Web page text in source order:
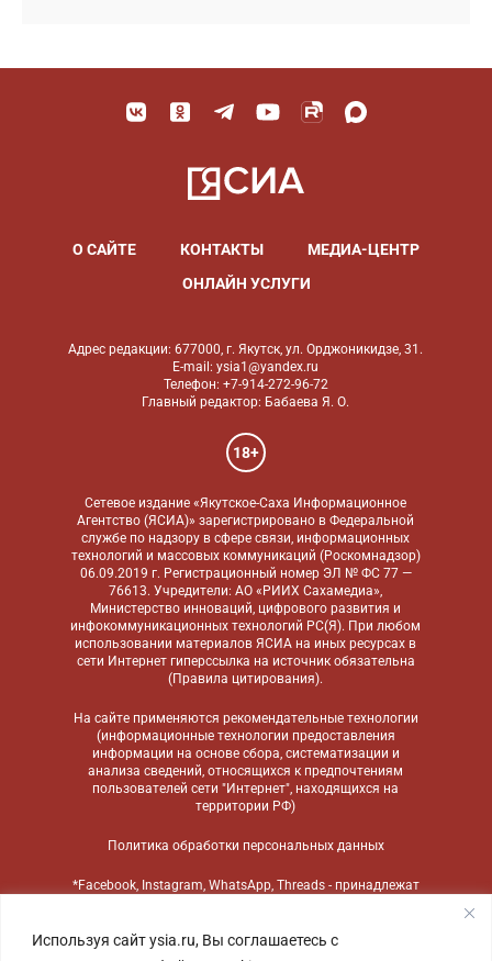
Используя сайт ysia.ru, Вы соглашаетесь с
О САЙТЕ КОНТАКТЫ
МЕДИА-ЦЕНТР
ОНЛАЙН УСЛУГИ
Адрес редакции: 677000, г. Якутск, ул. Орджоникидзе, 31.
E-mail: ysia1@yandex.ru
Телефон: +7-914-272-96-72
Главный редактор: Бабаева Я. О.
18+
Сетевое издание «Якутское-Саха Информационное
Агентство (ЯСИА)» зарегистрировано в Федеральной
службе по надзору в сфере связи, информационных
технологий и массовых коммуникаций (Роскомнадзор)
06.09.2019 г. Регистрационный номер ЭЛ № ФС 77 —
76613. Учредители: АО «РИИХ Сахамедиа»,
Министерство инноваций, цифрового развития и
инфокоммуникационных технологий РС(Я). При любом
использовании материалов ЯСИА на иных ресурсах в
сети Интернет гиперссылка на источник обязательна
(Правила цитирования).
На сайте применяются рекомендательные технологии
(информационные технологии предоставления
информации на основе сбора, систематизации и
анализа сведений, относящихся к предпочтениям
пользователей сети "Интернет", находящихся на
территории РФ)
Политика обработки персональных данных
*Facebook, Instagram, WhatsApp, Threads - принадлежат